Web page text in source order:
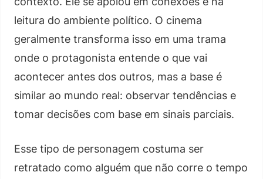
leitura do ambiente político. O cinema
geralmente transforma isso em uma trama
onde o protagonista entende o que vai
acontecer antes dos outros, mas a base é
similar ao mundo real: observar tendências e
tomar decisões com base em sinais parciais.
Esse tipo de personagem costuma ser
retratado como alguém que não corre o tempo